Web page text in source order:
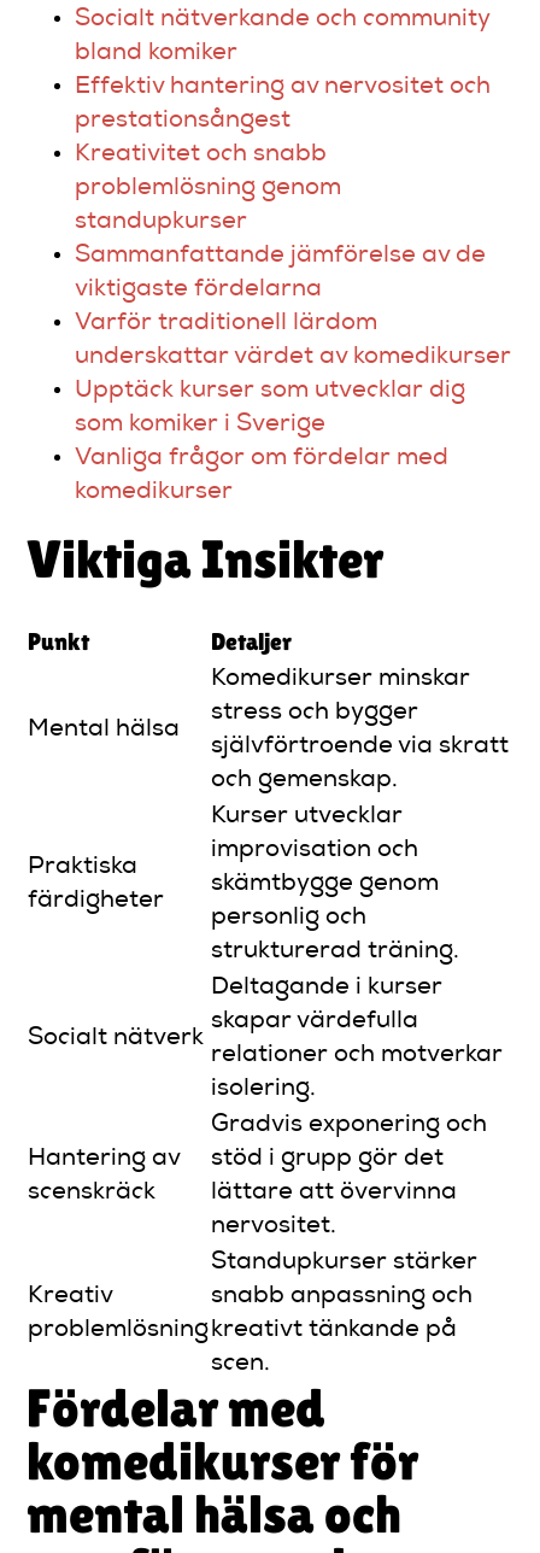
Socialt nätverkande och community
bland komiker
Effektiv hantering av nervositet och
prestationsångest
Kreativitet och snabb
problemlösning genom
standupkurser
Sammanfattande jämförelse av de
viktigaste fördelarna
Varför traditionell lärdom
underskattar värdet av komedikurser
Upptäck kurser som utvecklar dig
som komiker i Sverige
Vanliga frågor om fördelar med
komedikurser
Viktiga Insikter
Punkt Detaljer
Mental hälsa
Komedikurser minskar
stress och bygger
självförtroende via skratt
och gemenskap.
Praktiska
färdigheter
Kurser utvecklar
improvisation och
skämtbygge genom
personlig och
strukturerad träning.
Socialt nätverk
Deltagande i kurser
skapar värdefulla
relationer och motverkar
isolering.
Hantering av
scenskräck
Gradvis exponering och
stöd i grupp gör det
lättare att övervinna
nervositet.
Kreativ
problemlösning
Standupkurser stärker
snabb anpassning och
kreativt tänkande på
scen.
Fördelar med
komedikurser för
mental hälsa och